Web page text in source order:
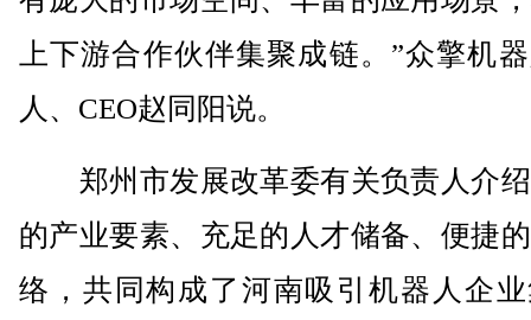
上下游合作伙伴集聚成链。”众擎机
人、CEO赵同阳说。
郑州市发展改革委有关负责人介
的产业要素、充足的人才储备、便捷
络，共同构成了河南吸引机器人企